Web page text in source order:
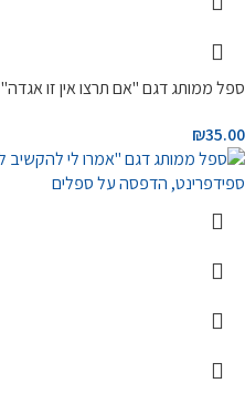
ספל ממותג דגם "אם תרצו אין זו אגדה"
₪35.00